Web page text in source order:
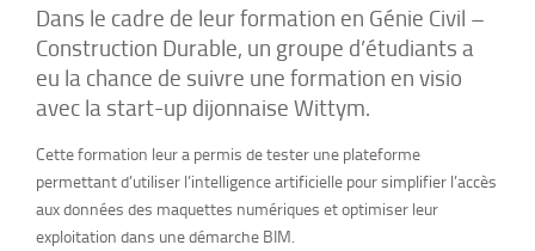
Dans le cadre de leur formation en Génie Civil –
Construction Durable, un groupe d’étudiants a
eu la chance de suivre une formation en visio
avec la start-up dijonnaise Wittym.
Cette formation leur a permis de tester une plateforme
permettant d’utiliser l’intelligence artificielle pour simplifier l’accès
aux données des maquettes numériques et optimiser leur
exploitation dans une démarche BIM.